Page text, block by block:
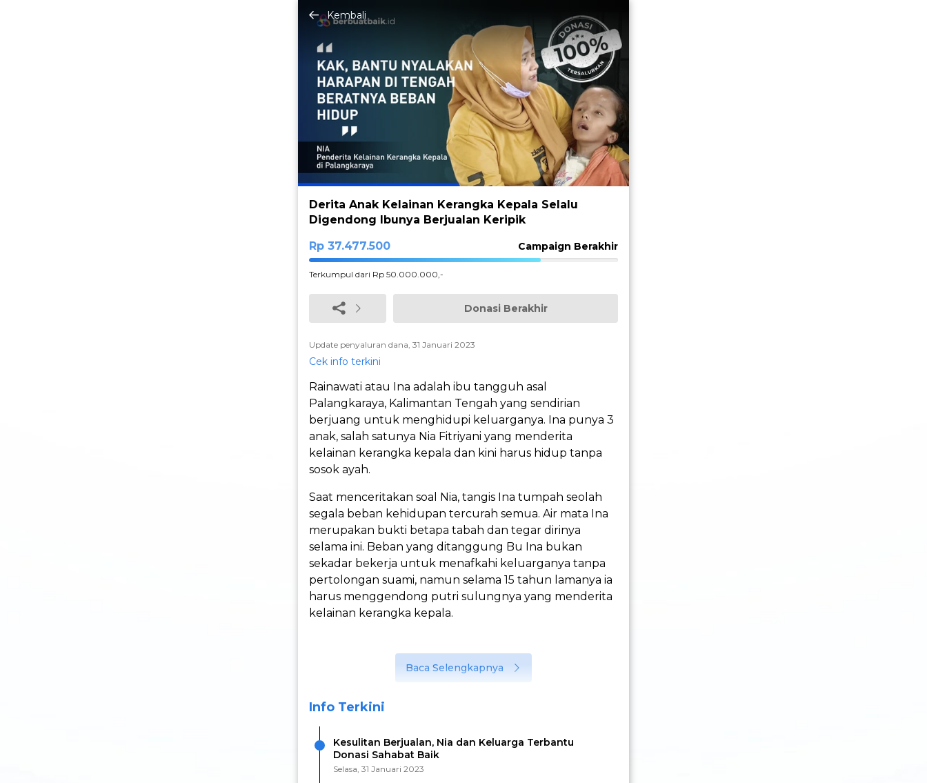
Kembali
Derita Anak Kelainan Kerangka Kepala Selalu
Digendong Ibunya Berjualan Keripik
Rp 37.477.500
Campaign Berakhir
74.955%
Complete
Terkumpul dari Rp 50.000.000,-
Donasi Berakhir
Update penyaluran dana, 31 Januari 2023
Cek info terkini
Rainawati atau Ina adalah ibu tangguh asal
Palangkaraya, Kalimantan Tengah yang sendirian
berjuang untuk menghidupi keluarganya. Ina punya 3
anak, salah satunya Nia Fitriyani yang menderita
kelainan kerangka kepala dan kini harus hidup tanpa
sosok ayah.
Saat menceritakan soal Nia, tangis Ina tumpah seolah
segala beban kehidupan tercurah semua. Air mata Ina
merupakan bukti betapa tabah dan tegar dirinya
selama ini. Beban yang ditanggung Bu Ina bukan
sekadar bekerja untuk menafkahi keluarganya tanpa
pertolongan suami, namun selama 15 tahun lamanya ia
harus menggendong putri sulungnya yang menderita
kelainan kerangka kepala.
Baca Selengkapnya
Info Terkini
Kesulitan Berjualan, Nia dan Keluarga Terbantu
Donasi Sahabat Baik
Selasa, 31 Januari 2023